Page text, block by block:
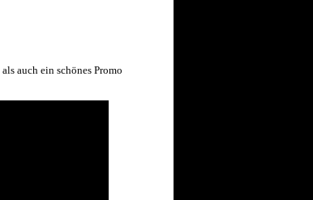
als auch ein schönes Promo